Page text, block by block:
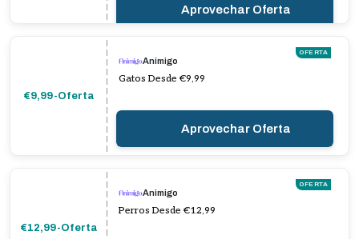
Aprovechar Oferta
€9,99-Oferta
OFERTA
Animigo
Gatos Desde €9,99
Aprovechar Oferta
€12,99-Oferta
OFERTA
Animigo
Perros Desde €12,99